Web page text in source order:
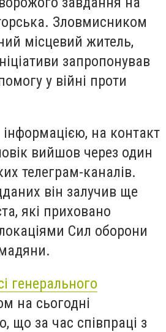
Зловмисником
місцевий житель,
запропонував
у війні проти
на контакт
вийшов через один
телеграм-каналів.
він залучив ще
які приховано
Сил оборони
генерального
на сьогодні
що за час співпраці з